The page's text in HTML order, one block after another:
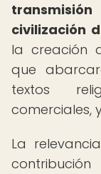
civilización
la creación
que
textos
comerciales,
La